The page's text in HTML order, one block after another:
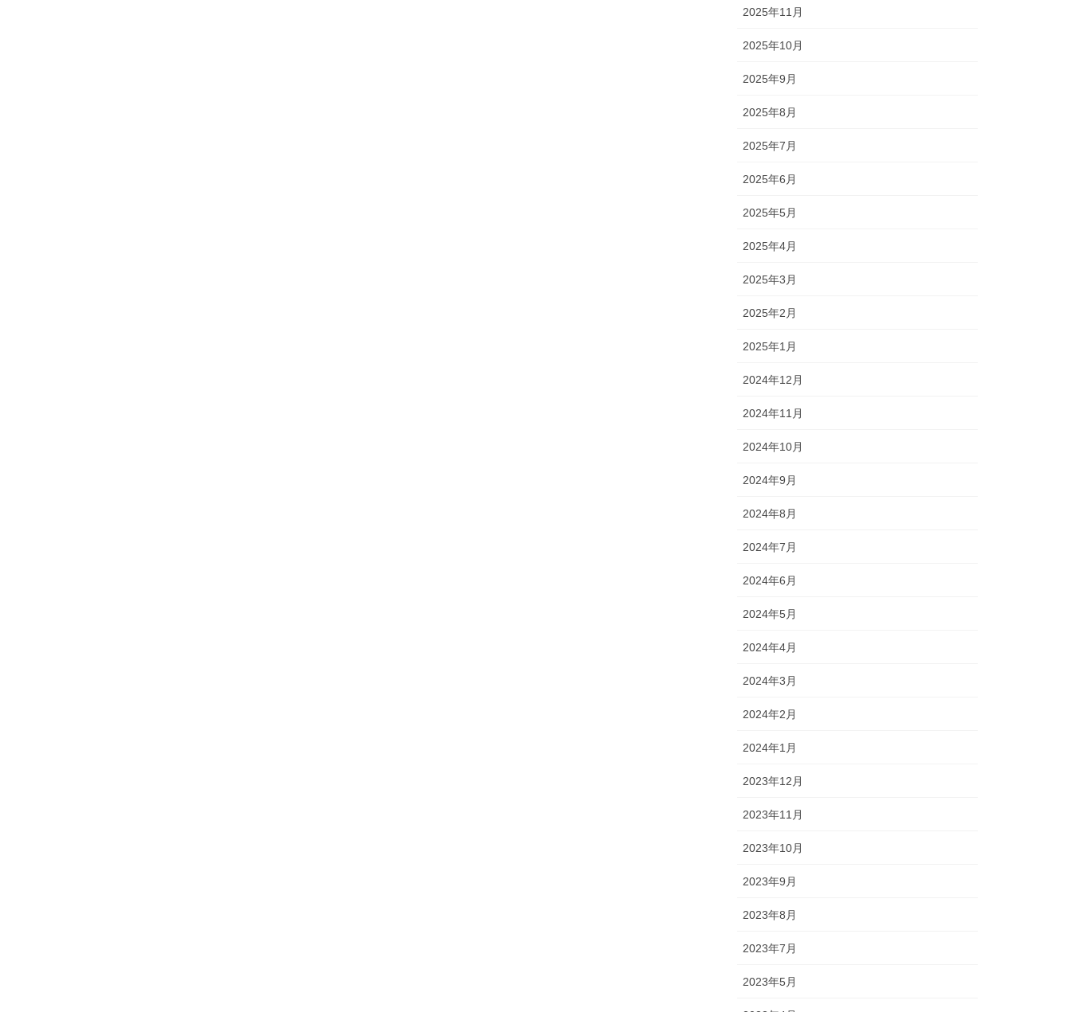
2025年11月
2025年10月
2025年9月
2025年8月
2025年7月
2025年6月
2025年5月
2025年4月
2025年3月
2025年2月
2025年1月
2024年12月
2024年11月
2024年10月
2024年9月
2024年8月
2024年7月
2024年6月
2024年5月
2024年4月
2024年3月
2024年2月
2024年1月
2023年12月
2023年11月
2023年10月
2023年9月
2023年8月
2023年7月
2023年5月